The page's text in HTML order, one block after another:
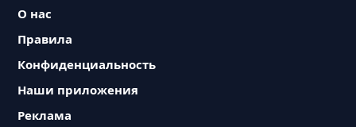
О нас
Правила
Конфиденциальность
Наши приложения
Реклама